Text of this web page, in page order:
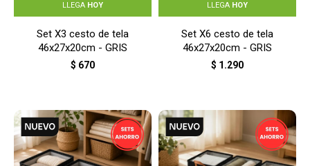
LLEGA HOY
Set X3 cesto de tela
46x27x20cm - GRIS
$ 670
LLEGA HOY
Set X6 cesto de tela
46x27x20cm - GRIS
$ 1.290